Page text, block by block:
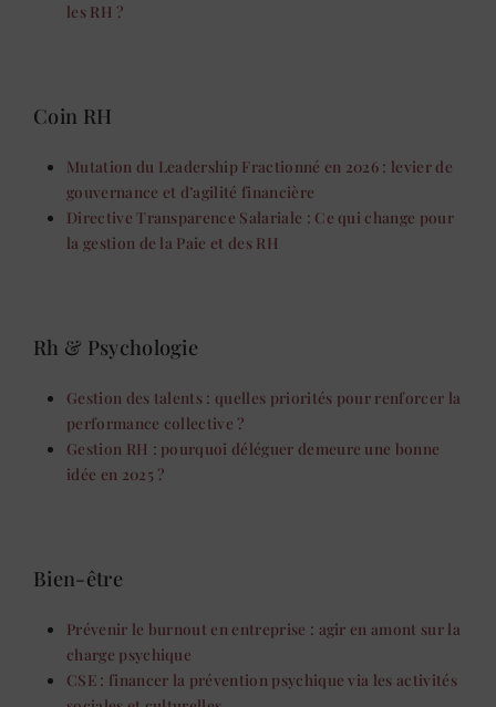
les RH ?
Coin RH
Mutation du Leadership Fractionné en 2026 : levier de
gouvernance et d’agilité financière
Directive Transparence Salariale : Ce qui change pour
la gestion de la Paie et des RH
Rh & Psychologie
Gestion des talents : quelles priorités pour renforcer la
performance collective ?
Gestion RH : pourquoi déléguer demeure une bonne
idée en 2025 ?
Bien-être
Prévenir le burnout en entreprise : agir en amont sur la
charge psychique
CSE : financer la prévention psychique via les activités